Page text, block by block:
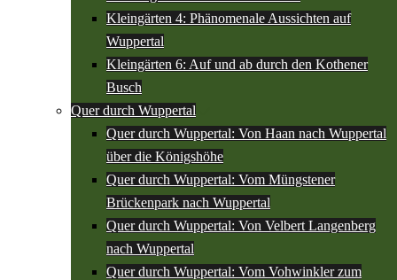
Kleingärten 4: Phänomenale Aussichten auf
Wuppertal
Kleingärten 6: Auf und ab durch den Kothener
Busch
Quer durch Wuppertal
Quer durch Wuppertal: Von Haan nach Wuppertal
über die Königshöhe
Quer durch Wuppertal: Vom Müngstener
Brückenpark nach Wuppertal
Quer durch Wuppertal: Von Velbert Langenberg
nach Wuppertal
Quer durch Wuppertal: Vom Vohwinkler zum